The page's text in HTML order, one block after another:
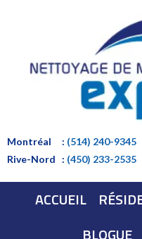
Montréal : (514) 240-9345
Rive-Nord
: (450) 233-2535
ACCUEIL
BLOGUE